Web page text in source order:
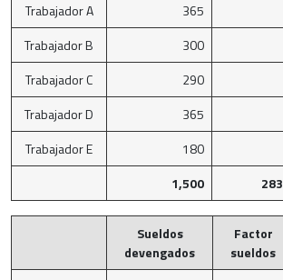
Trabajador A
365
Trabajador B
300
Trabajador C
290
Trabajador D
365
Trabajador E
180
1,500
283
Sueldos
devengados
Factor
sueldos